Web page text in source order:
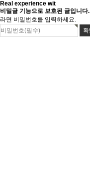
Real experience wit
비밀글 기능으로 보호된 글입니다.
라면 비밀번호를 입력하세요.